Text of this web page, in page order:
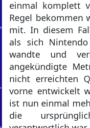
einmal komplett
Regel bekommen
mit. In diesem
als sich
wandte und
angekündigte
nicht erreichten
vorne entwickelt
ist nun einmal
die